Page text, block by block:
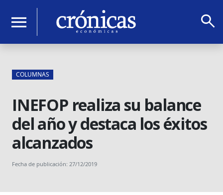
menu search
COLUMNAS
INEFOP realiza su balance
del año y destaca los éxitos
alcanzados
Fecha de publicación: 27/12/2019